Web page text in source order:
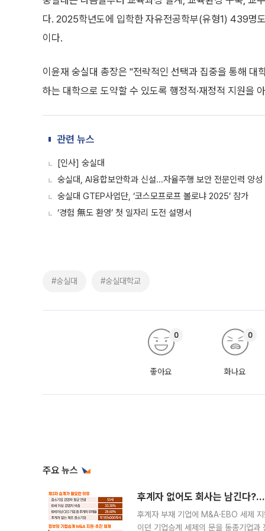
다. 2025학년도에 입학한 자유전공학부(유형1) 439명
이다.
이윤재 숭실대 총장은 "전략적인 선택과 집중을 통해
하는 대학으로 도약할 수 있도록 행정적·재정적 지원을
관련 뉴스
[인사] 숭실대
숭실대, AI융합보안학과 신설...자율주행 보안 전문인력 양성
숭실대 GTEP사업단, ‘코스모프로프 볼로냐 2025’ 참가
‘경험 無도 환영’ 첫 일자리 도전 설명서
#숭실대 #숭실대학교
좋아요
0
화나요
0
주요 뉴스
후계자 없어도 회사는 남긴다
후계자 부재 기업에 M&A·EBO 세제
이던 기업승계 세제의 문을 동종기업